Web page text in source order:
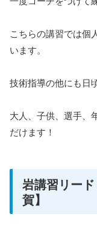
こちらの講習では個
います。
技術指導の他にも日
大人、子供、選手、
だけます！
岩講習リー
賀】